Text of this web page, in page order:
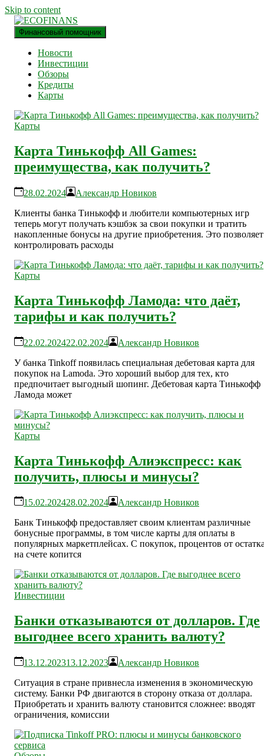
Skip to content
ECOFINANS
финансовый блог
Финансовый помощник
Новости
Инвестиции
Обзоры
Кредиты
Карты
Карты
Карта Тинькофф All Games:
преимущества, как получить?
28.02.2024
Александр Новиков
Клиенты банка Тинькофф и любители компьютерных игр
теперь могут получать кэшбэк за свои покупки и тратить
накопленные бонусы на другие приобретения. Это позволяет
контролировать расходы
Карты
Карта Тинькофф Ламода: что даёт,
тарифы и как получить?
22.02.202422.02.2024
Александр Новиков
У банка Tinkoff появилась специальная дебетовая карта для
покупок на Lamoda. Это хороший выбор для тех, кто
предпочитает выгодный шопинг. Дебетовая карта Тинькофф
Ламода может
Карты
Карта Тинькофф Алиэкспресс: как
получить, плюсы и минусы?
15.02.202428.02.2024
Александр Новиков
Банк Тинькофф предоставляет своим клиентам различные
бонусные программы, в том числе карты для оплаты в
популярных маркетплейсах. С покупок, процентов от
на счете копится
Инвестиции
Банки отказываются от долларов. Где
выгоднее всего хранить валюту?
13.12.202313.12.2023
Александр Новиков
Ситуация в стране привнесла изменения в экономическую
систему. Банки РФ двигаются в сторону отказа от доллара.
Приобретать и хранить валюту становится сложнее: вводят
ограничения, комиссии